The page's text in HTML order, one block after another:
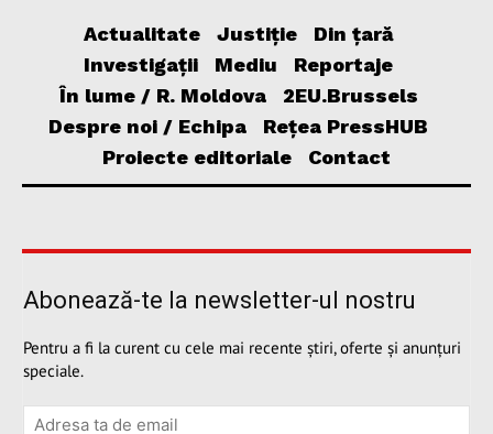
Actualitate Justiție
Din țară
Investigații
Mediu
Reportaje
În lume / R. Moldova
2EU.Brussels
Despre noi / Echipa
Rețea PressHUB
Proiecte editoriale
Contact
Abonează-te la newsletter-ul nostru
Pentru a fi la curent cu cele mai recente știri, oferte și anunțuri
speciale.